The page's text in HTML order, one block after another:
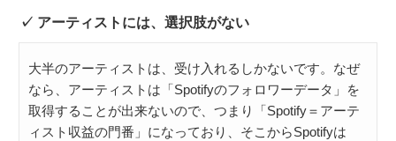
アーティストには、選択肢がない
大半のアーティストは、受け入れるしかないです。なぜ
なら、アーティストは「Spotifyのフォロワーデータ」を
取得することが出来ないので、つまり「Spotify＝アーテ
ィスト収益の門番」になっており、そこからSpotifyは